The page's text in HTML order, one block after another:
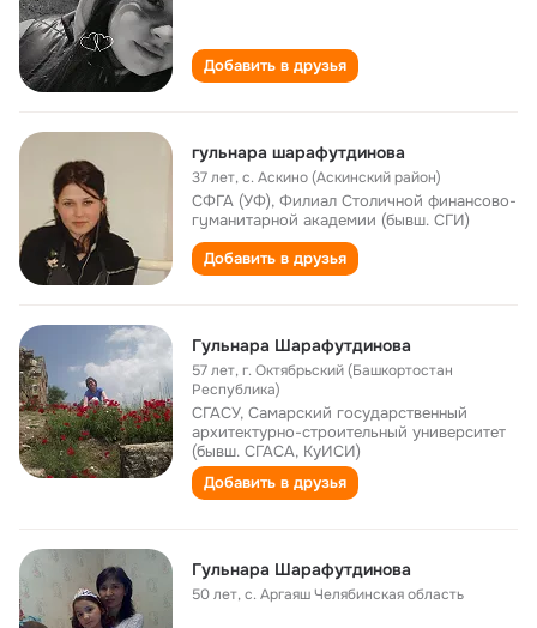
Добавить в друзья
гульнара шарафутдинова
37 лет,с. Аскино (Аскинский район)
СФГА (УФ), Филиал Столичной финансово-
гyманитаpной академии (бывш. СГИ)
Добавить в друзья
Гульнара Шарафутдинова
57 лет,г. Октябрьский (Башкортостан
Республика)
СГАСУ, Самарский государственный
архитектурно-строительный университет
(бывш. СГАСА, КуИСИ)
Добавить в друзья
Гульнара Шарафутдинова
50 лет,с. Аргаяш Челябинская область